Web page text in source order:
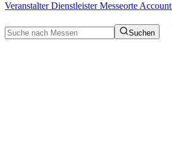
VeranstalterDienstleisterMesseorte Account
Suchen